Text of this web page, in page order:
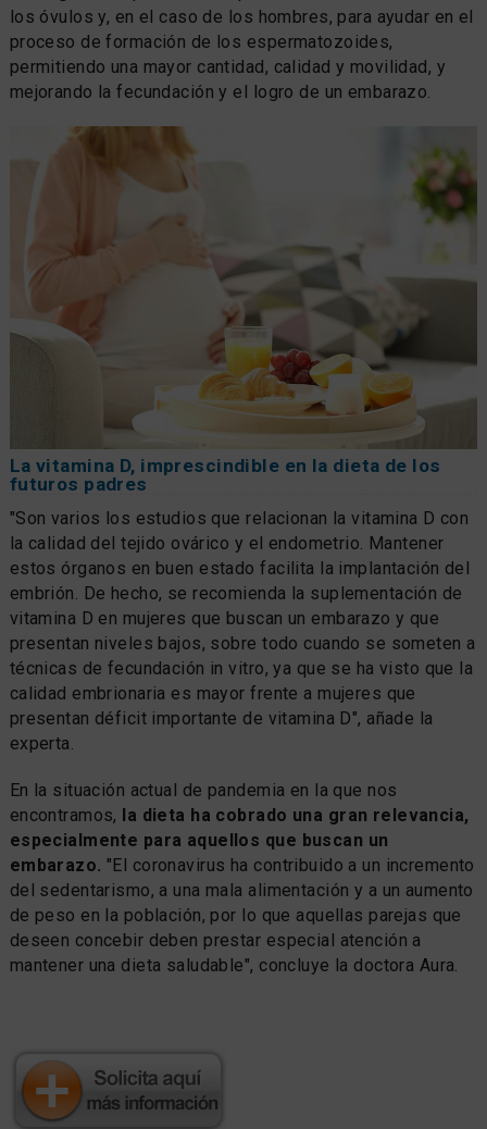
los óvulos y, en el caso de los hombres, para ayudar en el
proceso de formación de los espermatozoides,
permitiendo una mayor cantidad, calidad y movilidad, y
mejorando la fecundación y el logro de un embarazo.
La vitamina D, imprescindible en la dieta de los
futuros padres
"Son varios los estudios que relacionan la vitamina D con
la calidad del tejido ovárico y el endometrio. Mantener
estos órganos en buen estado facilita la implantación del
embrión. De hecho, se recomienda la suplementación de
vitamina D en mujeres que buscan un embarazo y que
presentan niveles bajos, sobre todo cuando se someten a
técnicas de fecundación in vitro, ya que se ha visto que la
calidad embrionaria es mayor frente a mujeres que
presentan déficit importante de vitamina D", añade la
experta.
En la situación actual de pandemia en la que nos
encontramos,
la dieta ha cobrado una gran relevancia,
especialmente para aquellos que buscan un
embarazo. "El coronavirus ha contribuido a un incremento
del sedentarismo, a una mala alimentación y a un aumento
de peso en la población, por lo que aquellas parejas que
deseen concebir deben prestar especial atención a
mantener una dieta saludable", concluye la doctora Aura.